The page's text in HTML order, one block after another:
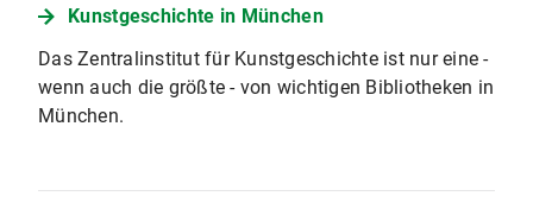
Kunstgeschichte in München
Das Zentralinstitut für Kunstgeschichte ist nur eine -
wenn auch die größte - von wichtigen Bibliotheken in
München.